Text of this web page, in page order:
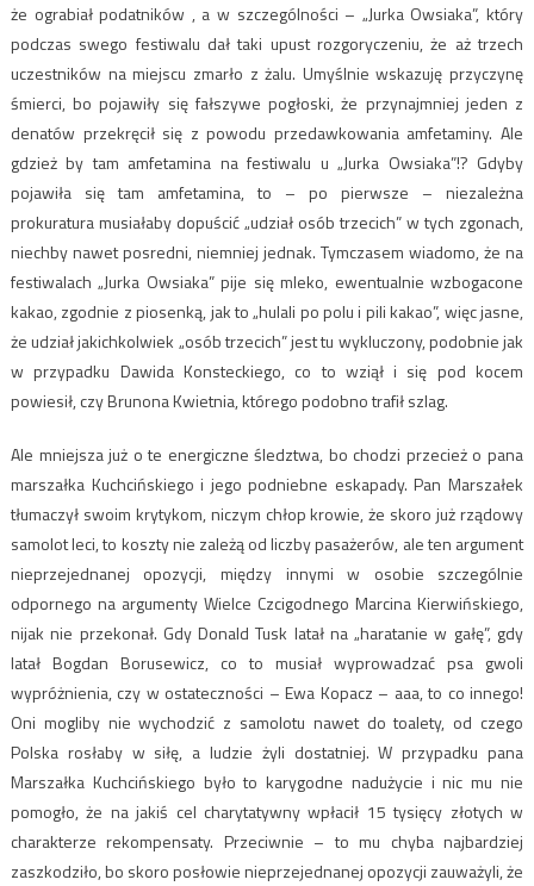
że ograbiał podatników , a w szczególności – „Jurka Owsiaka”, który
podczas swego festiwalu dał taki upust rozgoryczeniu, że aż trzech
uczestników na miejscu zmarło z żalu. Umyślnie wskazuję przyczynę
śmierci, bo pojawiły się fałszywe pogłoski, że przynajmniej jeden z
denatów przekręcił się z powodu przedawkowania amfetaminy. Ale
gdzież by tam amfetamina na festiwalu u „Jurka Owsiaka”!? Gdyby
pojawiła się tam amfetamina, to – po pierwsze – niezależna
prokuratura musiałaby dopuścić „udział osób trzecich” w tych zgonach,
niechby nawet posredni, niemniej jednak. Tymczasem wiadomo, że na
festiwalach „Jurka Owsiaka” pije się mleko, ewentualnie wzbogacone
kakao, zgodnie z piosenką, jak to „hulali po polu i pili kakao”, więc jasne,
że udział jakichkolwiek „osób trzecich” jest tu wykluczony, podobnie jak
w przypadku Dawida Konsteckiego, co to wziął i się pod kocem
powiesił, czy Brunona Kwietnia, którego podobno trafił szlag.
Ale mniejsza już o te energiczne śledztwa, bo chodzi przecież o pana
marszałka Kuchcińskiego i jego podniebne eskapady. Pan Marszałek
tłumaczył swoim krytykom, niczym chłop krowie, że skoro już rządowy
samolot leci, to koszty nie zależą od liczby pasażerów, ale ten argument
nieprzejednanej opozycji, między innymi w osobie szczególnie
odpornego na argumenty Wielce Czcigodnego Marcina Kierwińskiego,
nijak nie przekonał. Gdy Donald Tusk latał na „haratanie w gałę”, gdy
latał Bogdan Borusewicz, co to musiał wyprowadzać psa gwoli
wypróżnienia, czy w ostateczności – Ewa Kopacz – aaa, to co innego!
Oni mogliby nie wychodzić z samolotu nawet do toalety, od czego
Polska rosłaby w siłę, a ludzie żyli dostatniej. W przypadku pana
Marszałka Kuchcińskiego było to karygodne nadużycie i nic mu nie
pomogło, że na jakiś cel charytatywny wpłacił 15 tysięcy złotych w
charakterze rekompensaty. Przeciwnie – to mu chyba najbardziej
zaszkodziło, bo skoro posłowie nieprzejednanej opozycji zauważyli, że